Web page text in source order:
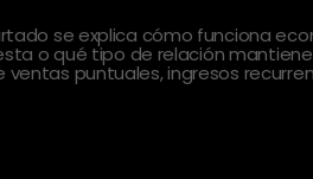
se explica cómo funciona
o qué tipo de relación
ventas puntuales, ingresos